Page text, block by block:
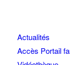
Actualités
Accès Portail